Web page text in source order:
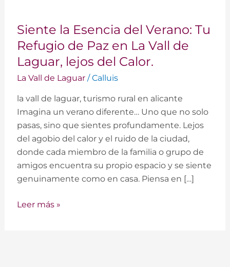
Siente la Esencia del Verano: Tu
Refugio de Paz en La Vall de
Laguar, lejos del Calor.
La Vall de Laguar/Calluis
la vall de laguar, turismo rural en alicante
Imagina un verano diferente… Uno que no solo
pasas, sino que sientes profundamente. Lejos
del agobio del calor y el ruido de la ciudad,
donde cada miembro de la familia o grupo de
amigos encuentra su propio espacio y se siente
genuinamente como en casa. Piensa en […]
la
Esencia
del
Verano:
Tu
Refugio
de
Paz
en
La
Vall
de
lejos
Leer más »